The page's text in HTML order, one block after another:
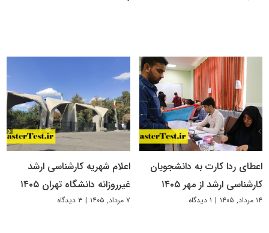
اعطای ردا کارت به دانشجویان
کارشناسی ارشد از مهر ۱۴۰۵
۱۴ مرداد, ۱۴۰۵ | ۱ دیدگاه
اعلام شهریه کارشناسی ارشد
غیرروزانه دانشگاه تهران ۱۴۰۵
۷ مرداد, ۱۴۰۵ | ۳ دیدگاه